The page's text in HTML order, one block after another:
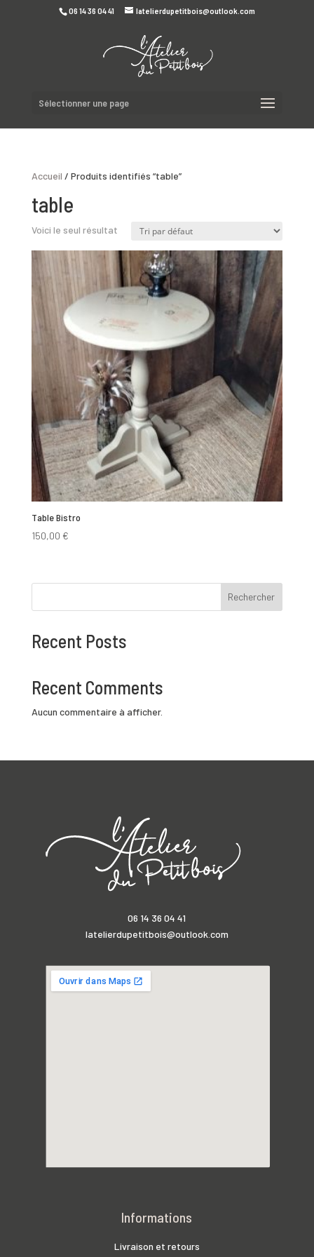
06 14 36 04 41 latelierdupetitbois@outlook.com
Sélectionner une page
Accueil / Produits identifiés “table”
table
Voici le seul résultat
Table Bistro
150,00 €
Rechercher
Recent Posts
Recent Comments
Aucun commentaire à afficher.
06 14 36 04 41
latelierdupetitbois@outlook.com
Informations
Livraison et retours